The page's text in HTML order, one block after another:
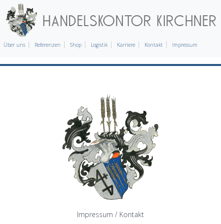
Über uns Referenzen Shop Logistik Karriere Kontakt Impressum
Impressum / Kontakt